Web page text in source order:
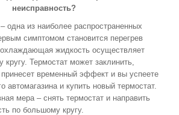
неисправность?
– одна из наиболее распространенных
симптомом становится перегрев
охлаждающая жидкость осуществляет
Термостат может заклинить,
принесет временный эффект и вы успеете
автомагазина и купить новый термостат.
мера – снять термостат и направить
по большому кругу.